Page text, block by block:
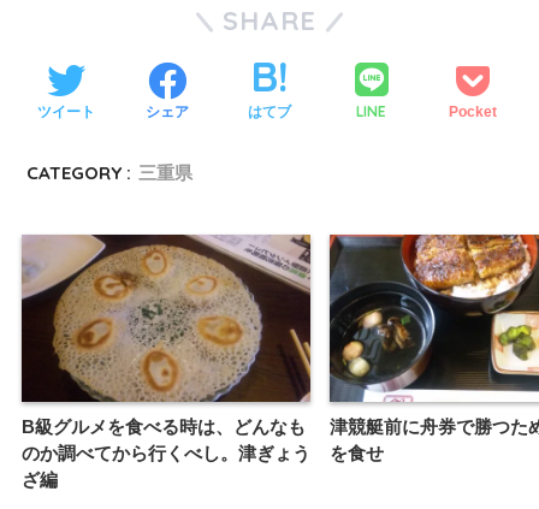
SHARE
ツイート シェア はてブ LINE Pocket
CATEGORY : 三重県
B級グルメを食べる時は、どんなも
のか調べてから行くべし。津ぎょう
ざ編
津競艇前に舟券で勝つた
を食せ